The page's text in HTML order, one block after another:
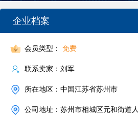
企业档案
会员类型： 免费
联系卖家：刘军
所在地区：中国江苏省苏州市
公司地址：苏州市相城区元和街道人